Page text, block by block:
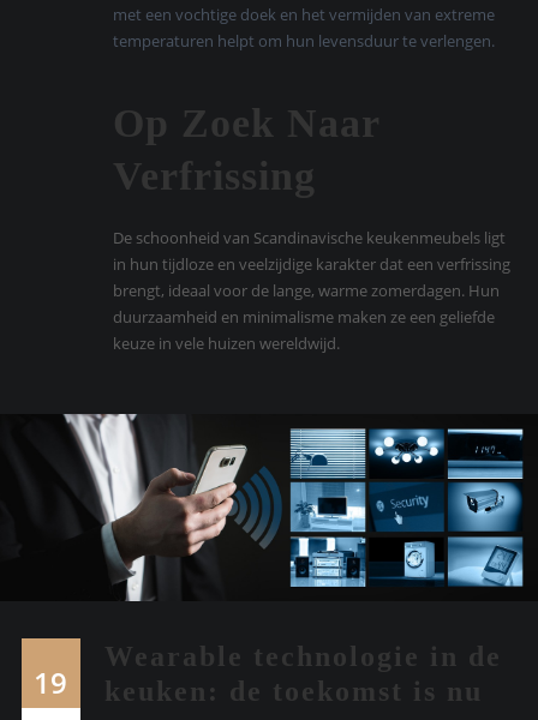
met een vochtige doek en het vermijden van extreme
temperaturen helpt om hun levensduur te verlengen.
Op Zoek Naar
Verfrissing
De schoonheid van Scandinavische keukenmeubels ligt
in hun tijdloze en veelzijdige karakter dat een verfrissing
brengt, ideaal voor de lange, warme zomerdagen. Hun
duurzaamheid en minimalisme maken ze een geliefde
keuze in vele huizen wereldwijd.
19
Wearable technologie in de
keuken: de toekomst is nu